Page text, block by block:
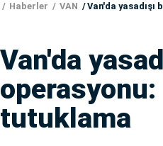
Haberler VAN Van'da yasadışı bahis
Van'da
operasyonu:
tutuklama